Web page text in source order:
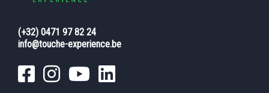
(+32) 0471 97 82 24
info@touche-experience.be